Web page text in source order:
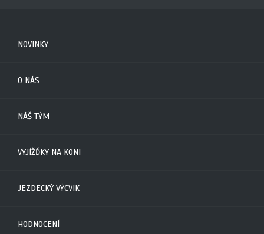
NOVINKY
O NÁS
NÁŠ TÝM
VYJÍŽĎKY NA KONI
JEZDECKÝ VÝCVIK
HODNOCENÍ